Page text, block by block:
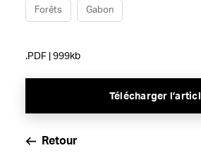
Forêts Gabon
.PDF | 999kb
Télécharger
Retour